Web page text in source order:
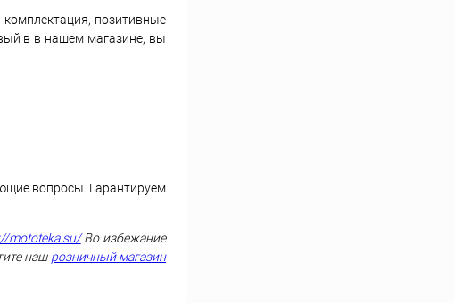
позитивные
в в нашем магазине, вы
вопросы. Гарантируем
mototeka.su/Во избежание
наш розничный магазин